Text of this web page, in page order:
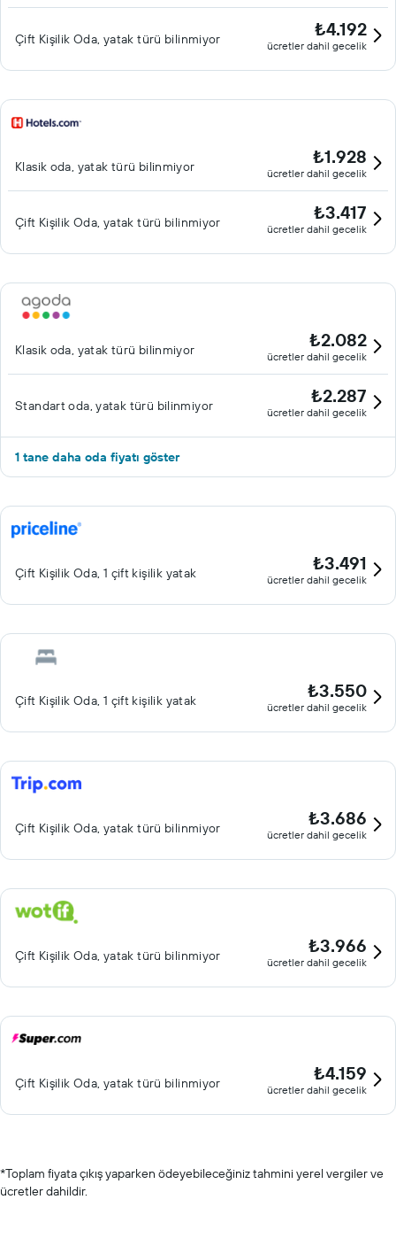
Çift ​Kişilik Oda, yatak türü bilinmiyor ₺4.192
ücretler dahil gecelik
Klasik oda, yatak türü bilinmiyor ₺1.928
ücretler dahil gecelik
Çift ​Kişilik Oda, yatak türü bilinmiyor ₺3.417
ücretler dahil gecelik
Klasik oda, yatak türü bilinmiyor ₺2.082
ücretler dahil gecelik
Standart oda, yatak türü bilinmiyor ₺2.287
ücretler dahil gecelik
1 tane daha oda fiyatı göster
Çift ​Kişilik Oda, 1 çift kişilik yatak ₺3.491
ücretler dahil gecelik
Çift ​Kişilik Oda, 1 çift kişilik yatak ₺3.550
ücretler dahil gecelik
Çift ​Kişilik Oda, yatak türü bilinmiyor ₺3.686
ücretler dahil gecelik
Çift ​Kişilik Oda, yatak türü bilinmiyor ₺3.966
ücretler dahil gecelik
Çift ​Kişilik Oda, yatak türü bilinmiyor ₺4.159
ücretler dahil gecelik
*Toplam fiyata çıkış yaparken ödeyebileceğiniz tahmini yerel vergiler ve
ücretler dahildir.